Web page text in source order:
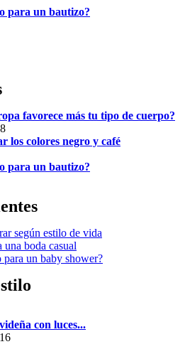
para un bautizo?
favorece más tu tipo de cuerpo?
los colores negro y café
para un bautizo?
según estilo de vida
una boda casual
para un baby shower?
con luces...